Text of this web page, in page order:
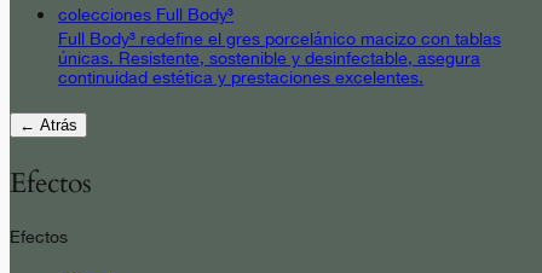
colecciones Full Body³
Full Body³ redefine el gres porcelánico macizo con tablas
únicas. Resistente, sostenible y desinfectable, asegura
continuidad estética y prestaciones excelentes.
← Atrás
Efectos
Efectos